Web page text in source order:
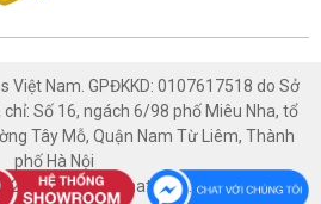
Tổ 2, Phường Thống Nhất,
Việt Nam. GPĐKKD: 0107617518 do Sở
chỉ: Số 16, ngách 6/98 phố Miêu Nha, tổ
Tây Mỗ, Quận Nam Từ Liêm, Thành
phố Hà Nội
Thethaotaiphat.com.vn